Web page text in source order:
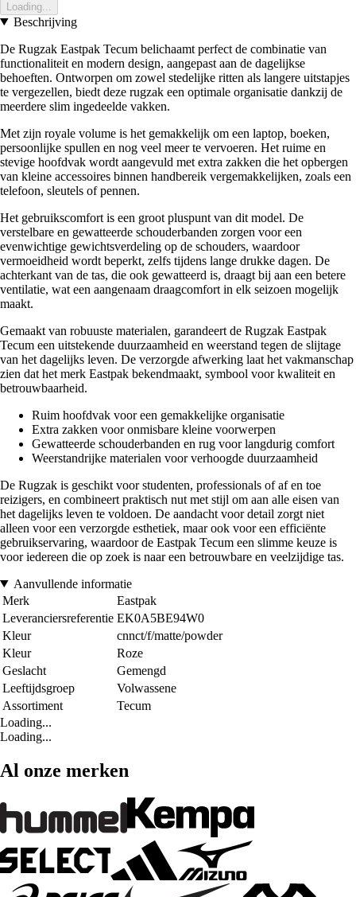
Loading...
Beschrijving
De Rugzak Eastpak Tecum belichaamt perfect de combinatie van
functionaliteit en modern design, aangepast aan de dagelijkse
behoeften. Ontworpen om zowel stedelijke ritten als langere uitstapjes
te vergezellen, biedt deze rugzak een optimale organisatie dankzij de
meerdere slim ingedeelde vakken.
Met zijn royale volume is het gemakkelijk om een laptop, boeken,
persoonlijke spullen en nog veel meer te vervoeren. Het ruime en
stevige hoofdvak wordt aangevuld met extra zakken die het opbergen
van kleine accessoires binnen handbereik vergemakkelijken, zoals een
telefoon, sleutels of pennen.
Het gebruikscomfort is een groot pluspunt van dit model. De
verstelbare en gewatteerde schouderbanden zorgen voor een
evenwichtige gewichtsverdeling op de schouders, waardoor
vermoeidheid wordt beperkt, zelfs tijdens lange drukke dagen. De
achterkant van de tas, die ook gewatteerd is, draagt bij aan een betere
ventilatie, wat een aangenaam draagcomfort in elk seizoen mogelijk
maakt.
Gemaakt van robuuste materialen, garandeert de Rugzak Eastpak
Tecum een uitstekende duurzaamheid en weerstand tegen de slijtage
van het dagelijks leven. De verzorgde afwerking laat het vakmanschap
zien dat het merk Eastpak bekendmaakt, symbool voor kwaliteit en
betrouwbaarheid.
Ruim hoofdvak voor een gemakkelijke organisatie
Extra zakken voor onmisbare kleine voorwerpen
Gewatteerde schouderbanden en rug voor langdurig comfort
Weerstandrijke materialen voor verhoogde duurzaamheid
De Rugzak is geschikt voor studenten, professionals of af en toe
reizigers, en combineert praktisch nut met stijl om aan alle eisen van
het dagelijks leven te voldoen. De aandacht voor detail zorgt niet
alleen voor een verzorgde esthetiek, maar ook voor een efficiënte
gebruikservaring, waardoor de Eastpak Tecum een slimme keuze is
voor iedereen die op zoek is naar een betrouwbare en veelzijdige tas.
Aanvullende informatie
Merk
Eastpak
Leveranciersreferentie EK0A5BE94W0
Kleur
cnnct/f/matte/powder
Kleur
Roze
Geslacht
Gemengd
Leeftijdsgroep
Volwassene
Assortiment
Tecum
Loading...
Loading...
Al onze merken